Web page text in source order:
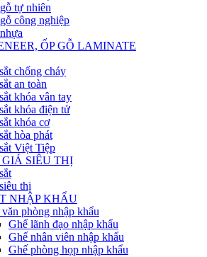
tự nhiên
công nghiệp
ỐP GỖ LAMINATE
chống cháy
an toàn
khóa vân tay
khóa điện tử
khóa cơ
hòa phát
Việt Tiệp
SIÊU THỊ
thị
NHẬP KHẨU
phòng nhập khẩu
Ghế lãnh đạo nhập khẩu
Ghế nhân viên nhập khẩu
Ghế phòng họp nhập khẩu